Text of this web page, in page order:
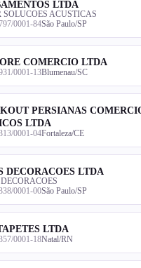
LTDA
ACUSTICAS
0001-84São Paulo/SP
COMERCIO LTDA
0001-13Blumenau/SC
PERSIANAS
LTDA
0001-04Fortaleza/CE
DECORACOES LTDA
0001-00São Paulo/SP
LTDA
0001-18Natal/RN